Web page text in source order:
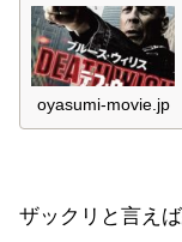
oyasumi-movie.jp
ザックリと言え